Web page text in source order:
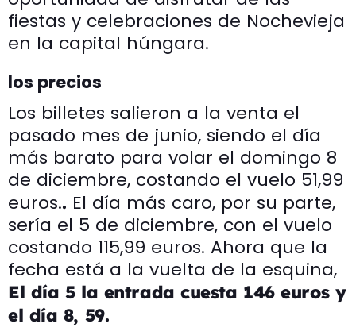
fiestas y celebraciones de Nochevieja
en la capital húngara.
los precios
Los billetes salieron a la venta el
pasado mes de junio, siendo el día
más barato para volar el domingo 8
de diciembre, costando el vuelo 51,99
euros.. El día más caro, por su parte,
sería el 5 de diciembre, con el vuelo
costando 115,99 euros. Ahora que la
fecha está a la vuelta de la esquina,
El día 5 la entrada cuesta 146 euros y
el día 8, 59.